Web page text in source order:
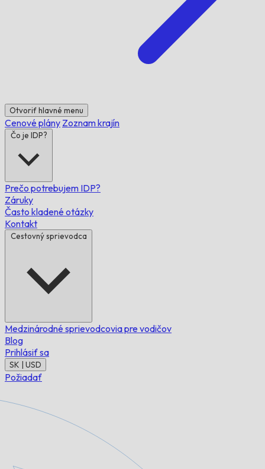
Otvoriť hlavné menu
Cenové plány Zoznam krajín
Čo je IDP?
Prečo potrebujem IDP?
Záruky
Často kladené otázky
Kontakt
Cestovný sprievodca
Medzinárodné sprievodcovia pre vodičov
Blog
Prihlásiť sa
SK | USD
Požiadať